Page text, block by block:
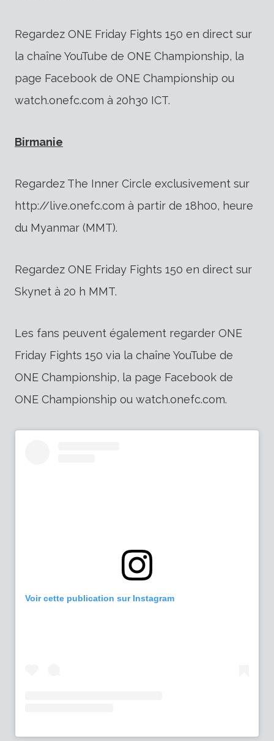
Regardez ONE Friday Fights 150 en direct sur
la chaîne YouTube de ONE Championship, la
page Facebook de ONE Championship ou
watch.onefc.com à 20h30 ICT.
Birmanie
Regardez The Inner Circle exclusivement sur
http://live.onefc.com à partir de 18h00, heure
du Myanmar (MMT).
Regardez ONE Friday Fights 150 en direct sur
Skynet à 20 h MMT.
Les fans peuvent également regarder ONE
Friday Fights 150 via la chaîne YouTube de
ONE Championship, la page Facebook de
ONE Championship ou watch.onefc.com.
Voir cette publication sur Instagram